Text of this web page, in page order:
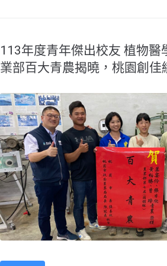
113年度青年傑出校友 植物
業部百大青農揭曉，桃園創佳